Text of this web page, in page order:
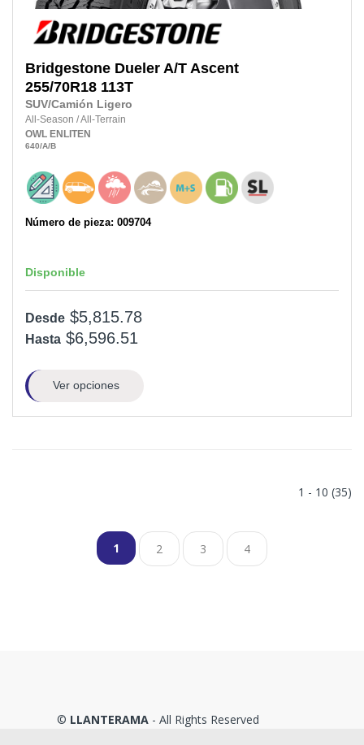
Bridgestone Dueler A/T Ascent
255/70R18 113T
SUV/Camión Ligero
All-Season /All-Terrain
OWL ENLITEN
640/A/B
Número de pieza: 009704
Disponible
Desde $5,815.78
Hasta $6,596.51
Ver opciones
1 - 10 (35)
1 2 3 4
© LLANTERAMA - All Rights Reserved